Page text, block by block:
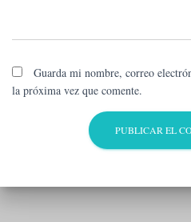
Guarda mi nombre, correo
la próxima vez que comente.